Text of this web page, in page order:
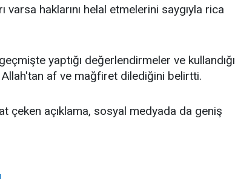
varsa haklarını helal etmelerini saygıyla rica
yaptığı değerlendirmeler ve kullandığı
af ve mağfiret dilediğini belirtti.
çeken açıklama, sosyal medyada da geniş